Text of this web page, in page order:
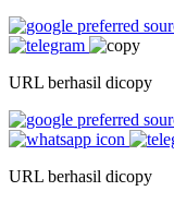
URL berhasil dicopy
URL berhasil dicopy